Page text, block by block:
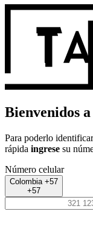
Bienvenidos
Para poderlo
rápida ingrese su
Número celular
Colombia +57
+57